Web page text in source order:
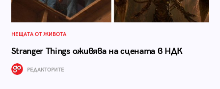
НЕЩАТА ОТ ЖИВОТА
Stranger Things оживява на сцената в НДК
РЕДАКТОРИТЕ